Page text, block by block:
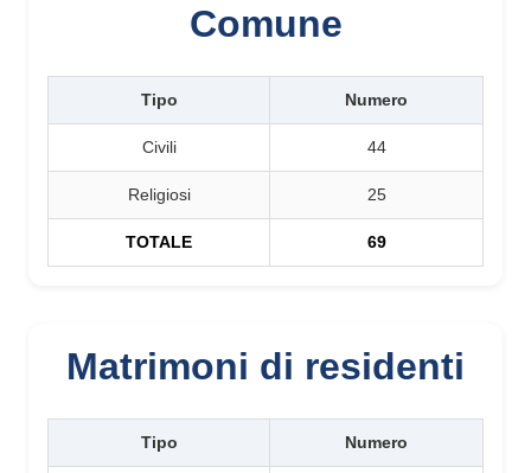
Comune
Tipo Numero
Civili 44
Religiosi 25
TOTALE 69
Matrimoni di residenti
Tipo Numero